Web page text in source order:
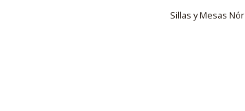
Sillas y Mesas